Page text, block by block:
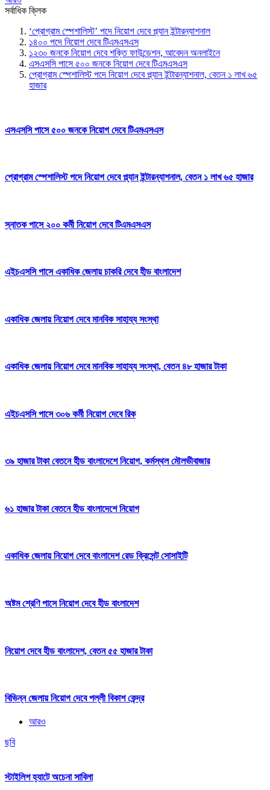
সর্বাধিক ক্লিক
‘প্রোগ্রাম স্পেশালিস্ট’ পদে নিয়োগ দেবে প্ল্যান ইন্টারন্যাশনাল
১৪০০ পদে নিয়োগ দেবে টিএমএসএস
১২৩০ জনকে নিয়োগ দেবে শক্তি ফাউন্ডেশন, আবেদন অনলাইনে
এসএসসি পাসে ৫০০ জনকে নিয়োগ দেবে টিএমএসএস
প্রোগ্রাম স্পেশালিস্ট পদে নিয়োগ দেবে প্ল্যান ইন্টারন্যাশনাল, বেতন ১ লাখ ৬৫
হাজার
এসএসসি পাসে ৫০০ জনকে নিয়োগ দেবে টিএমএসএস
প্রোগ্রাম স্পেশালিস্ট পদে নিয়োগ দেবে প্ল্যান ইন্টারন্যাশনাল, বেতন ১ লাখ ৬৫ হাজার
স্নাতক পাসে ২০০ কর্মী নিয়োগ দেবে টিএমএসএস
এইচএসসি পাসে একাধিক জেলায় চাকরি দেবে হীড বাংলাদেশ
একাধিক জেলায় নিয়োগ দেবে মানবিক সাহায্য সংস্থা
একাধিক জেলায় নিয়োগ দেবে মানবিক সাহায্য সংস্থা, বেতন ৪৮ হাজার টাকা
এইচএসসি পাসে ৩০৬ কর্মী নিয়োগ দেবে রিক
৩৯ হাজার টাকা বেতনে হীড বাংলাদেশে নিয়োগ, কর্মস্থল মৌলভীবাজার
৬১ হাজার টাকা বেতনে হীড বাংলাদেশে নিয়োগ
একাধিক জেলায় নিয়োগ দেবে বাংলাদেশ রেড ক্রিসেন্ট সোসাইটি
অষ্টম শ্রেণি পাসে নিয়োগ দেবে হীড বাংলাদেশ
নিয়োগ দেবে হীড বাংলাদেশ, বেতন ৫৫ হাজার টাকা
বিভিন্ন জেলায় নিয়োগ দেবে পল্লী বিকাশ কেন্দ্র
আরও
ছবি
স্টাইলিশ হ্যাটে অচেনা সাবিলা